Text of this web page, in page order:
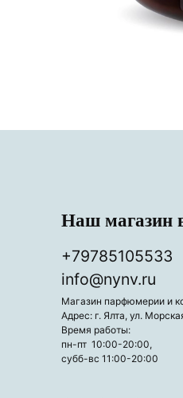
Наш магазин
+79785105533
info@nynv.ru
Магазин парфюмерии и
Адрес: г. Ялта, ул.
Время работы:
пн-пт 10:00-20:00,
субб-вс 11:00-20:00